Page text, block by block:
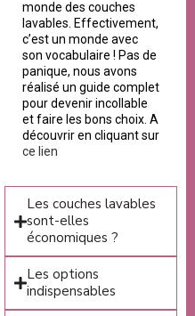
monde des couches
lavables. Effectivement,
c’est un monde avec
son vocabulaire ! Pas de
panique, nous avons
réalisé un guide complet
pour devenir incollable
et faire les bons choix. A
découvrir en cliquant sur
ce lien
Les couches lavables
sont-elles
économiques ?
Les options
indispensables